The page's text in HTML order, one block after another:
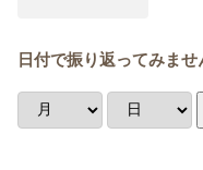
日付で振り返ってみませ